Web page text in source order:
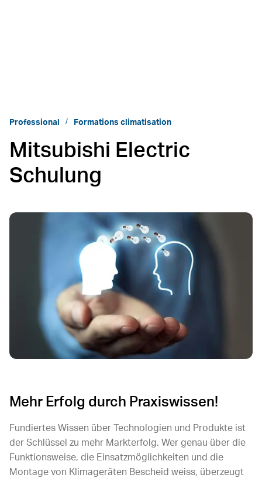
Professional Formations climatisation
Mitsubishi Electric
Schulung
Mehr Erfolg durch Praxiswissen!
Fundiertes Wissen über Technologien und Produkte ist
der Schlüssel zu mehr Markterfolg. Wer genau über die
Funktionsweise, die Einsatzmöglichkeiten und die
Montage von Klimageräten Bescheid weiss, überzeugt